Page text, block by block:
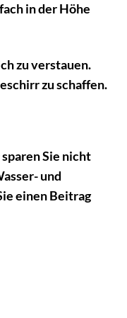
in der Höhe
zu verstauen.
zu schaffen.
sparen Sie nicht
und
einen Beitrag